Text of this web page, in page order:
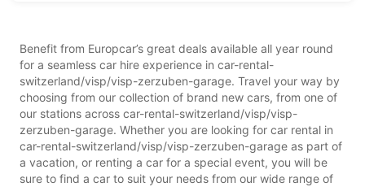
Benefit from Europcar’s great deals available all year round
for a seamless car hire experience in car-rental-
switzerland/visp/visp-zerzuben-garage. Travel your way by
choosing from our collection of brand new cars, from one of
our stations across car-rental-switzerland/visp/visp-
zerzuben-garage. Whether you are looking for car rental in
car-rental-switzerland/visp/visp-zerzuben-garage as part of
a vacation, or renting a car for a special event, you will be
sure to find a car to suit your needs from our wide range of